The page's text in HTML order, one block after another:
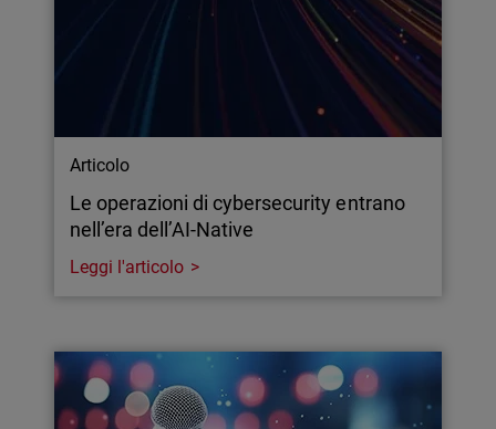
Articolo
Le operazioni di cybersecurity entrano
nell’era dell’AI-Native
Leggi l'articolo